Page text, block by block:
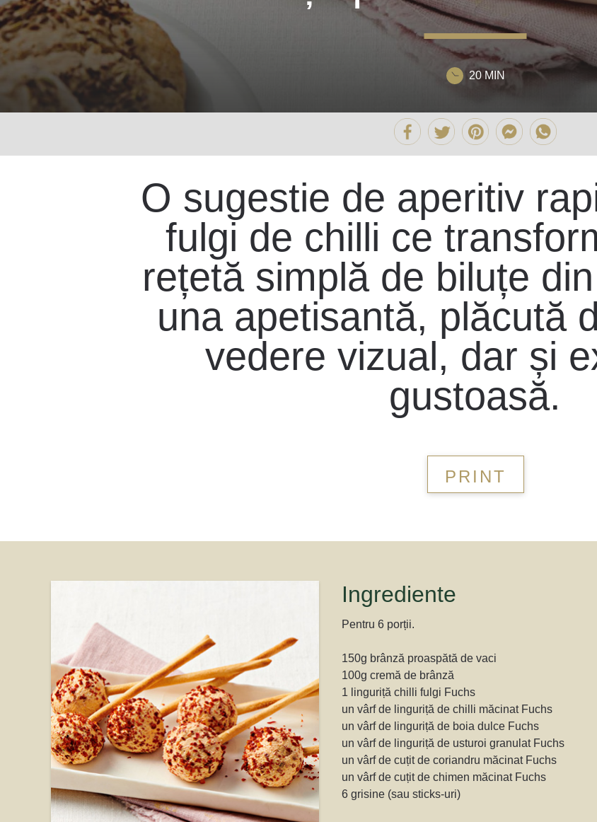
20 MIN
O sugestie de aperitiv
fulgi de chilli ce
rețetă simplă de biluțe
una apetisantă, plăcută
vedere vizual, dar și
gustoasă.
PRINT
Ingrediente
Pentru 6 porții.
150g brânză proaspătă de vaci
100g cremă de brânză
1 linguriță chilli fulgi Fuchs
un vârf de linguriță de chilli măcinat Fuchs
un vârf de linguriță de boia dulce Fuchs
un vârf de linguriță de usturoi granulat Fuchs
un vârf de cuțit de coriandru măcinat Fuchs
un vârf de cuțit de chimen măcinat Fuchs
6 grisine (sau sticks-uri)